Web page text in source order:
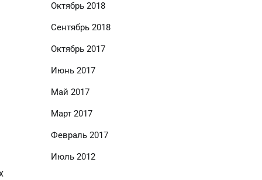
Октябрь 2018
Сентябрь 2018
Октябрь 2017
Июнь 2017
Май 2017
Март 2017
Февраль 2017
Июль 2012